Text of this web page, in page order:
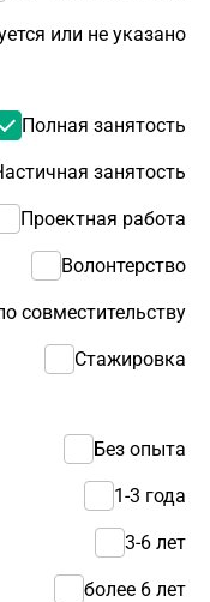
Полная занятость
занятость
Проектная работа
Волонтерство
совместительству
Стажировка
или не указано
Без опыта
1-3 года
3-6 лет
более 6 лет